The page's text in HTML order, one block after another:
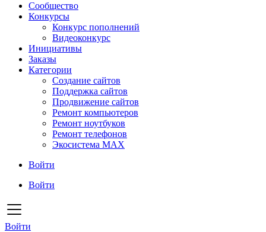
Сообщество
Конкурсы
Конкурс пополнений
Видеоконкурс
Инициативы
Заказы
Категории
Создание сайтов
Поддержка сайтов
Продвижение сайтов
Ремонт компьютеров
Ремонт ноутбуков
Ремонт телефонов
Экосистема MAX
Войти
Войти
Войти